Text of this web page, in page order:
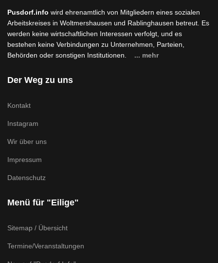
Pusdorf.info wird ehrenamtlich von Mitgliedern eines sozialen
Arbeitskreises in Woltmershausen und Rablinghausen betreut. Es
werden keine wirtschaftlichen Interessen verfolgt, und es
bestehen keine Verbindungen zu Unternehmen, Parteien,
Behörden oder sonstigen Institutionen. ... mehr
Der Weg zu uns
Kontakt
Instagram
Wir über uns
Impressum
Datenschutz
Menü für "Eilige"
Sitemap / Übersicht
Termine/Veranstaltungen